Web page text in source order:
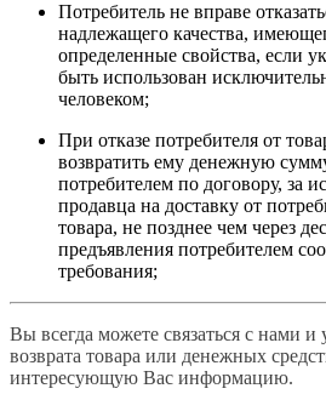
Потребитель не вправе
надлежащего качества,
определенные свойства, если
быть использован
человеком;
При отказе потребителя от
возвратить ему денежную
потребителем по договору, за
продавца на доставку от
товара, не позднее чем через
предъявления потребителем
требования;
Вы всегда можете связаться с нами и
возврата товара или денежных
интересующую Вас информацию.